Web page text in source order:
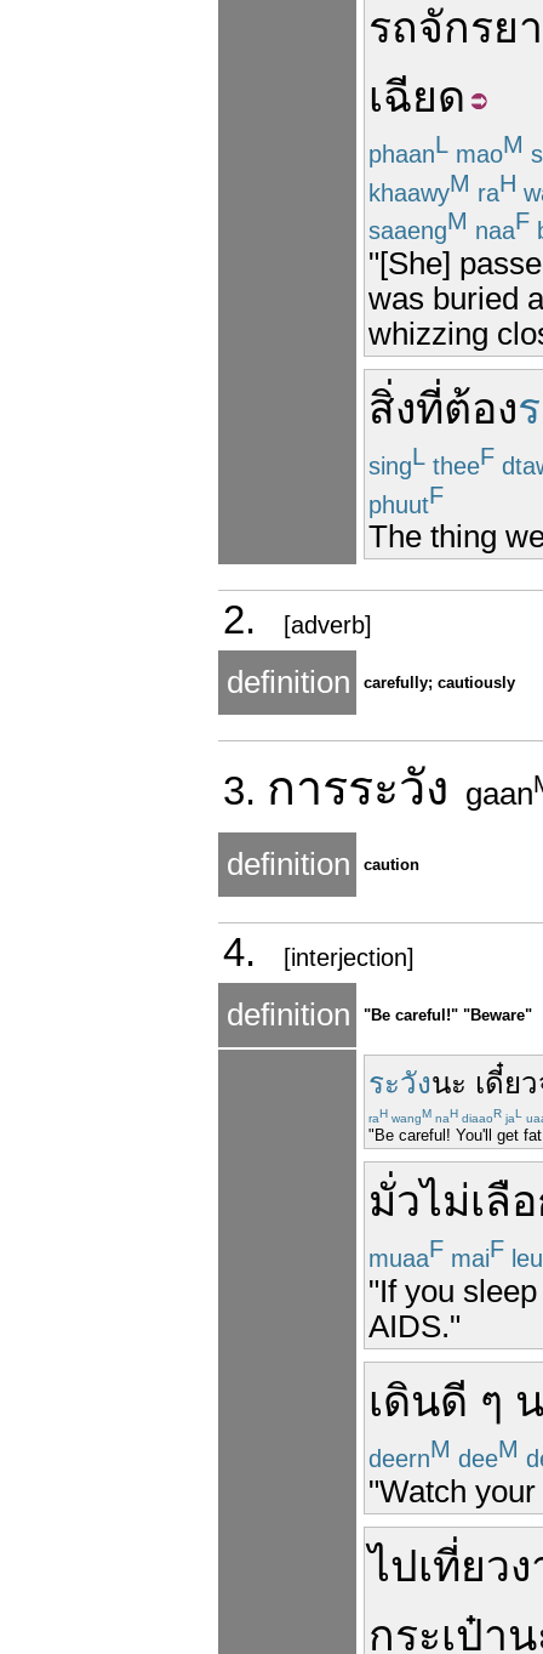
รถจักรย
เฉียด
phaanL maoM
khaawyM raH
saaengM naaF
"[She]
was buried
whizzing
สิ่งที่ต้อง
singL theeF
phuutF
The thing
2. [adverb]
definition carefully; cautiously
3. การระวัง gaan
definition caution
4. [interjection]
definition "Be careful!" "Beware"
ระวังนะ เดี๋ยว
raH wangM naH diaaoR jaL
"Be careful! You'll get
มั่วไม่เลื
muaaF maiF
"If you
AIDS."
เดินดี ๆ
deernM deeM
"Watch
ไปเที่ยว
กระเป๋า